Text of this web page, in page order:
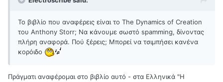
Το βιβλίο που αναφέρεις είναι το The Dynamics of Creation
του Anthony Storr; Να κάνουμε σωστό spamming, δίνοντας
πλήρη αναφορά. Πού ξέρεις; Μπορεί να τσιμπήσει κανένα
κορόιδο
Πράγματι αναφέρομαι στο βιβλίο αυτό - στα Ελληνικά "Η